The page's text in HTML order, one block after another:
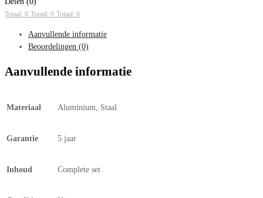
Totaal: 0 Totaal: 0 Totaal: 0
Aanvullende informatie
Beoordelingen (0)
Aanvullende informatie
Materiaal Aluminium, Staal
Garantie 5 jaar
Inhoud Complete set